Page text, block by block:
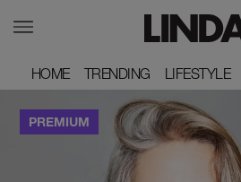
HOME
HOME TRENDING
TRENDING LIFESTYLE
LIFESTYLE